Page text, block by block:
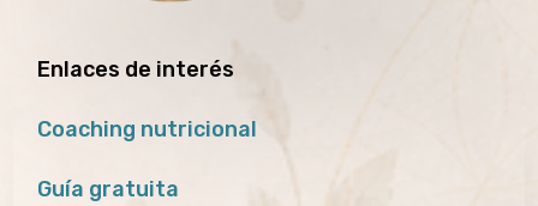
Enlaces de interés
Coaching nutricional
Guía gratuita